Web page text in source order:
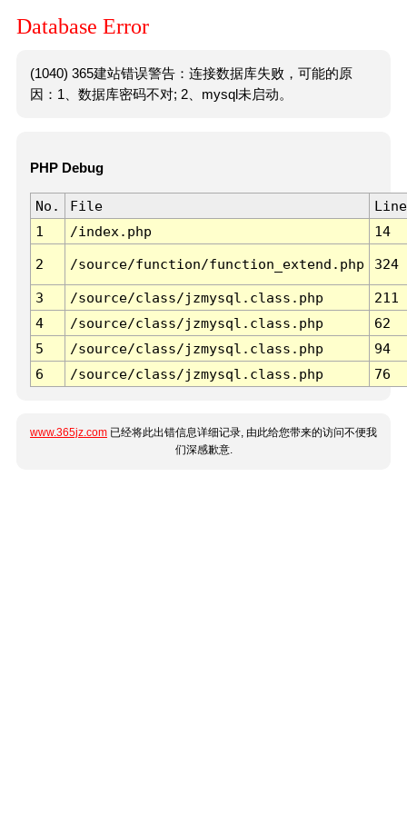
Database Error
(1040) 365建站错误警告：连接数据库失败，可能的原
因：1、数据库密码不对; 2、mysql未启动。
PHP Debug
No. File
Line
1
/index.php 14
2 /source/function/function_extend.php 324
3 /source/class/jzmysql.class.php
211
4
/source/class/jzmysql.class.php
62
5
/source/class/jzmysql.class.php
94
6
/source/class/jzmysql.class.php 76
www.365jz.com 已经将此出错信息详细记录, 由此给您带来的访问不便我
们深感歉意.